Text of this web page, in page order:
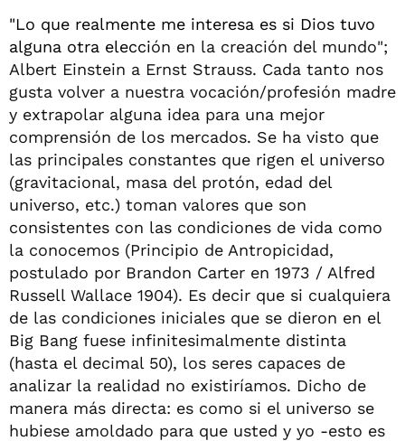
"Lo que realmente me interesa es si Dios tuvo
alguna otra elección en la creación del mundo";
Albert Einstein a Ernst Strauss. Cada tanto nos
gusta volver a nuestra vocación/profesión madre
y extrapolar alguna idea para una mejor
comprensión de los mercados. Se ha visto que
las principales constantes que rigen el universo
(gravitacional, masa del protón, edad del
universo, etc.) toman valores que son
consistentes con las condiciones de vida como
la conocemos (Principio de Antropicidad,
postulado por Brandon Carter en 1973 / Alfred
Russell Wallace 1904). Es decir que si cualquiera
de las condiciones iniciales que se dieron en el
Big Bang fuese infinitesimalmente distinta
(hasta el decimal 50), los seres capaces de
analizar la realidad no existiríamos. Dicho de
manera más directa: es como si el universo se
hubiese amoldado para que usted y yo -esto es